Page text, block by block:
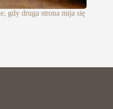
gdy druga strona mija się